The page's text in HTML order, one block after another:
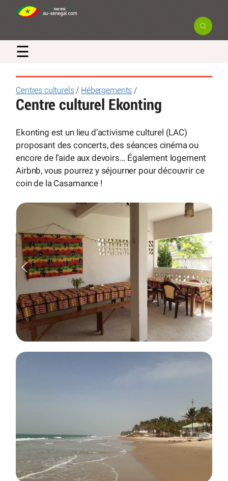
☰
Centres culturels/ Hébergements /
Centre culturel Ekonting
Ekonting est un lieu d’activisme culturel (LAC)
proposant des concerts, des séances cinéma ou
encore de l’aide aux devoirs... Également logement
Airbnb, vous pourrez y séjourner pour découvrir ce
coin de la Casamance !